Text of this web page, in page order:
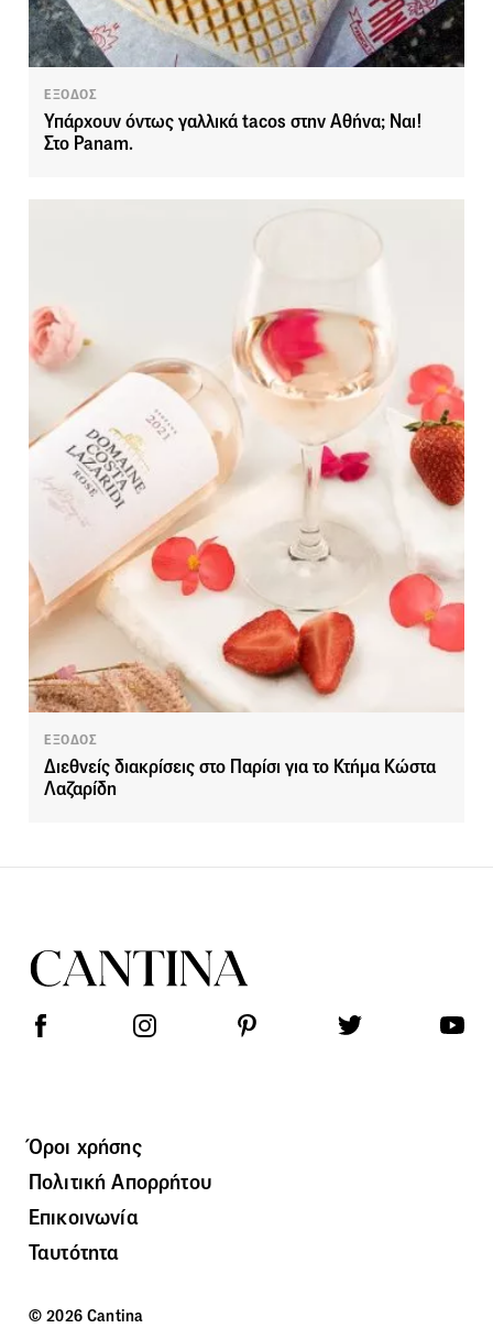
ΕΞΟΔΟΣ
Υπάρχουν όντως γαλλικά tacos στην Αθήνα; Ναι!
Στο Panam.
ΕΞΟΔΟΣ
Διεθνείς διακρίσεις στο Παρίσι για το Κτήμα Κώστα
Λαζαρίδη
Όροι χρήσης
Πολιτική Απορρήτου
Επικοινωνία
Ταυτότητα
© 2026 Cantina